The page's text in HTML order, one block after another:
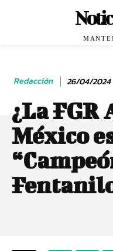
Redacción 26/04/2024
¿La FGR
México